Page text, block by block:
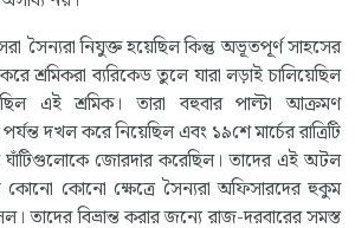
সৈন্যরা নিযুক্ত হয়েছিল কিন্তু অভূতপূর্ণ সাহসের
শ্রমিকরা ব্যরিকেড তুলে যারা লড়াই চালিয়েছিল
এই শ্রমিক। তারা বহুবার পাল্টা আক্রমণ
দখল করে নিয়েছিল এবং ১৯শে মার্চের রাত্রিটি
ঘাঁটিগুলোকে জোরদার করেছিল। তাদের এই অটল
কোনো কোনো ক্ষেত্রে সৈন্যরা অফিসারদের হুকুম
তাদের বিভ্রান্ত করার জন্যে রাজ-দরবারের সমস্ত